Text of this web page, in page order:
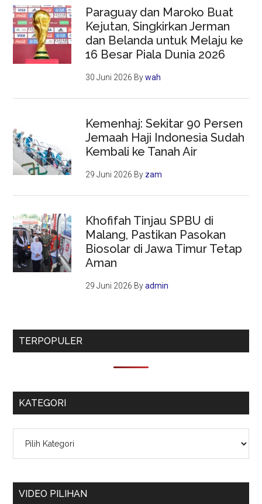
Paraguay dan Maroko Buat
Kejutan, Singkirkan Jerman
dan Belanda untuk Melaju ke
16 Besar Piala Dunia 2026
30 Juni 2026 Bywah
Kemenhaj: Sekitar 90 Persen
Jemaah Haji Indonesia Sudah
Kembali ke Tanah Air
29 Juni 2026 By zam
Khofifah Tinjau SPBU di
Malang, Pastikan Pasokan
Biosolar di Jawa Timur Tetap
Aman
29 Juni 2026 Byadmin
TERPOPULER
KATEGORI
VIDEO PILIHAN